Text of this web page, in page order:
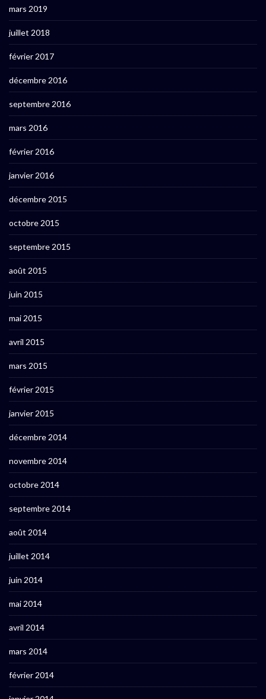
mars 2019
juillet 2018
février 2017
décembre 2016
septembre 2016
mars 2016
février 2016
janvier 2016
décembre 2015
octobre 2015
septembre 2015
août 2015
juin 2015
mai 2015
avril 2015
mars 2015
février 2015
janvier 2015
décembre 2014
novembre 2014
octobre 2014
septembre 2014
août 2014
juillet 2014
juin 2014
mai 2014
avril 2014
mars 2014
février 2014